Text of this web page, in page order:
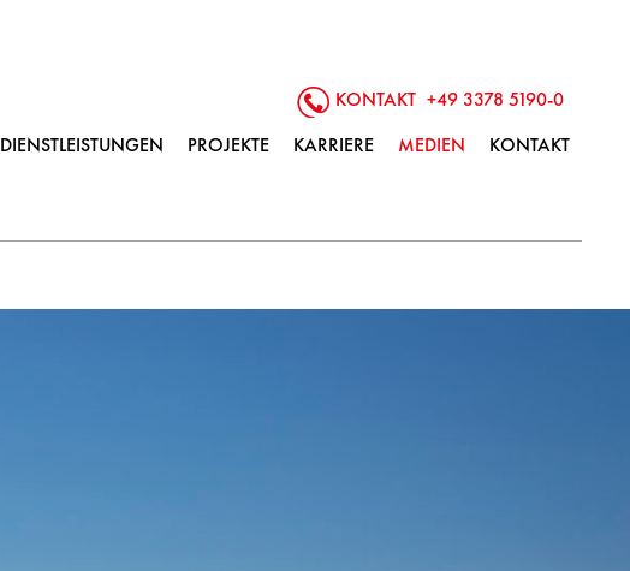
KONTAKT +49 3378 5190-0
DIENSTLEISTUNGEN PROJEKTE KARRIERE MEDIEN KONTAKT